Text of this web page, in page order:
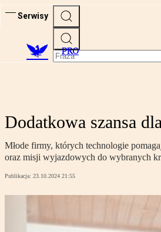
Serwisy
PRO
Dodatkowa szansa
Młode firmy, których technologie
oraz misji wyjazdowych do wybranych
Publikacja: 23.10.2024 21:55